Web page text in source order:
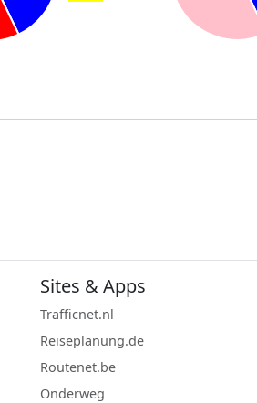
Sites & Apps
Trafficnet.nl
Reiseplanung.de
Routenet.be
Onderweg